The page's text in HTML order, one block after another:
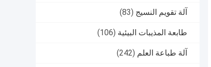
آلة تقويم النسيج (83)
طابعة المذيبات البيئية (106)
آلة طباعة العلم (242)